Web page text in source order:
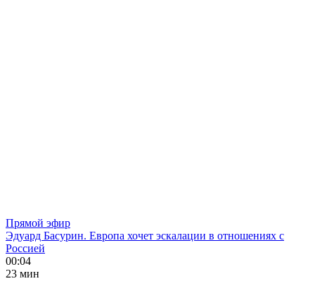
Прямой эфир
Эдуард Басурин. Европа хочет эскалации в отношениях с
Россией
00:04
23 мин